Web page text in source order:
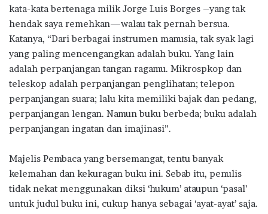
kata-kata bertenaga milik Jorge Luis Borges –yang tak
hendak saya remehkan—walau tak pernah bersua.
Katanya, “Dari berbagai instrumen manusia, tak syak lagi
yang paling mencengangkan adalah buku. Yang lain
adalah perpanjangan tangan ragamu. Mikrospkop dan
teleskop adalah perpanjangan penglihatan; telepon
perpanjangan suara; lalu kita memiliki bajak dan pedang,
perpanjangan lengan. Namun buku berbeda; buku adalah
perpanjangan ingatan dan imajinasi”.
Majelis Pembaca yang bersemangat, tentu banyak
kelemahan dan kekuragan buku ini. Sebab itu, penulis
tidak nekat menggunakan diksi ‘hukum’ ataupun ‘pasal’
untuk judul buku ini, cukup hanya sebagai ‘ayat-ayat’ saja.